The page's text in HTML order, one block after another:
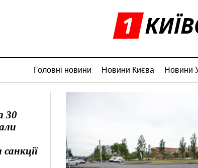
Головні новини Новини Києва Новини
30